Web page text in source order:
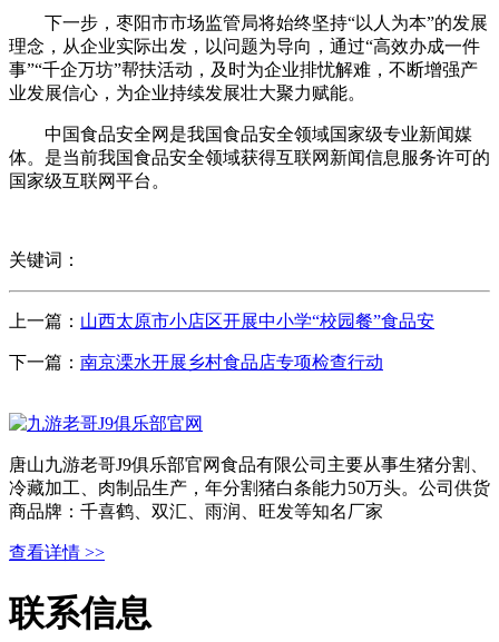
下一步，枣阳市市场监管局将始终坚持“以人为本”的发展
理念，从企业实际出发，以问题为导向，通过“高效办成一件
事”“千企万坊”帮扶活动，及时为企业排忧解难，不断增强产
业发展信心，为企业持续发展壮大聚力赋能。
中国食品安全网是我国食品安全领域国家级专业新闻媒
体。是当前我国食品安全领域获得互联网新闻信息服务许可的
国家级互联网平台。
关键词：
上一篇： 山西太原市小店区开展中小学“校园餐”食品安
下一篇： 南京溧水开展乡村食品店专项检查行动
唐山九游老哥J9俱乐部官网食品有限公司主要从事生猪分割、
冷藏加工、肉制品生产，年分割猪白条能力50万头。公司供货
商品牌：千喜鹤、双汇、雨润、旺发等知名厂家
查看详情 >>
联系信息